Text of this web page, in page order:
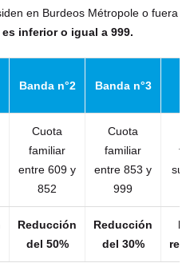
en Burdeos Métropole o fuera
inferior o igual a 999.
Banda n°2 Banda n°3
Cuota
familiar
entre 609 y
852
Cuota
familiar
entre 853 y
999
Reducción
del 50%
Reducción
del 30%